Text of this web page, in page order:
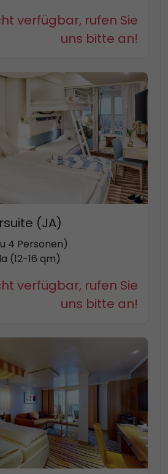
verfügbar, rufen Sie
uns bitte an!
(JA)
4 Personen)
(12-16 qm)
verfügbar, rufen Sie
uns bitte an!